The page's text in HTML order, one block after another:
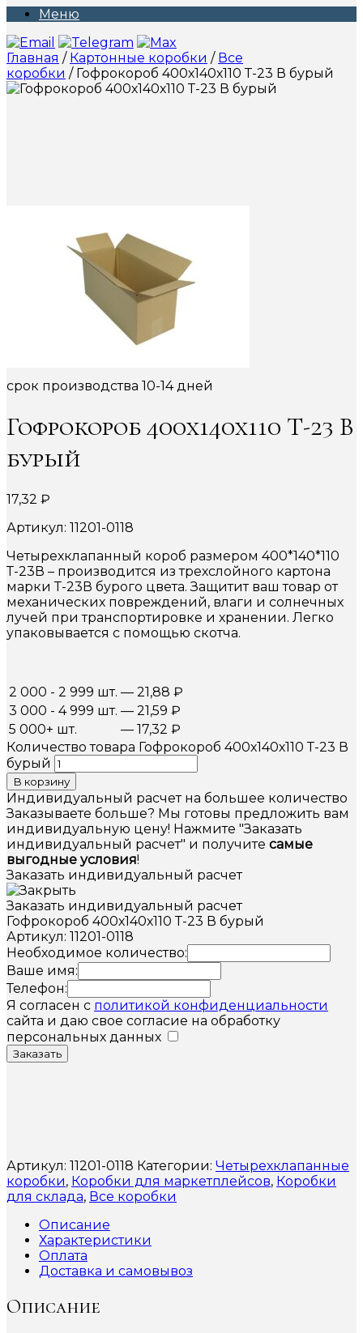
Меню
Главная / Картонные коробки / Все
коробки / Гофрокороб 400х140х110 Т-23 В бурый
срок производства 10-14 дней
Гофрокороб 400х140х110 Т-23 В
бурый
17,32 ₽
Артикул: 11201-0118
Четырехклапанный короб размером 400*140*110
Т-23В – производится из трехслойного картона
марки Т-23В бурого цвета. Защитит ваш товар от
механических повреждений, влаги и солнечных
лучей при транспортировке и хранении. Легко
упаковывается с помощью скотча.
2 000 - 2 999 шт. — 21,88 ₽
3 000 - 4 999 шт. — 21,59 ₽
5 000+ шт.
— 17,32 ₽
Количество товара Гофрокороб 400х140х110 Т-23 В
бурый
В корзину
Индивидуальный расчет на большее количество
Заказываете больше? Мы готовы предложить вам
индивидуальную цену! Нажмите "Заказать
индивидуальный расчет" и получите самые
выгодные условия!
Заказать индивидуальный расчет
Заказать индивидуальный расчет
Гофрокороб 400х140х110 Т-23 В бурый
Артикул: 11201-0118
Необходимое количество:
Ваше имя:
Телефон:
Я согласен с политикой конфиденциальности
сайта и даю свое согласие на обработку
персональных данных
Заказать
Артикул: 11201-0118 Категории: Четырехклапанные
коробки, Коробки для маркетплейсов, Коробки
для склада, Все коробки
Описание
Характеристики
Оплата
Доставка и самовывоз
Описание